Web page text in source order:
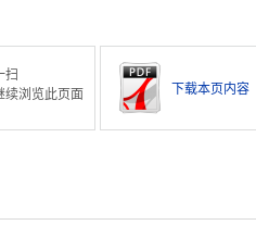
扫
续浏览此页面
下载本页内容